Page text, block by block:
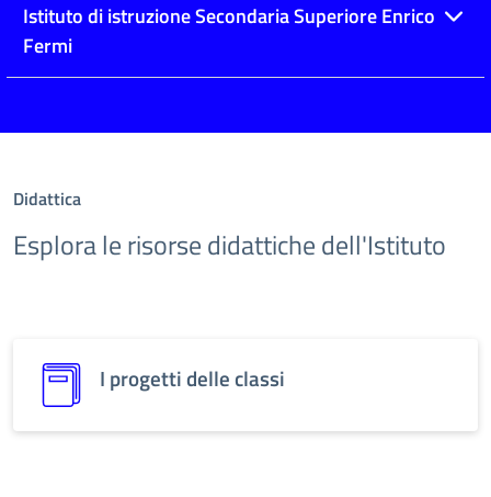
Istituto di istruzione Secondaria Superiore Enrico
Fermi
Didattica
Esplora le risorse didattiche dell'Istituto
I progetti delle classi